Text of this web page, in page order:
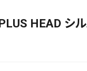
HEAD シ